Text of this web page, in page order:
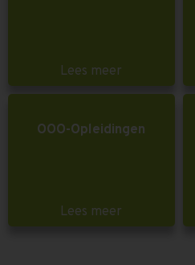
Lees meer
OOO-Opleidingen
Lees meer